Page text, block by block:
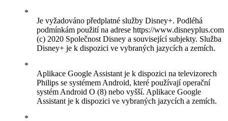
Je vyžadováno předplatné služby Disney+. Podléhá
podmínkám použití na adrese https://www.disneyplus.com
(c) 2020 Společnost Disney a související subjekty. Služba
Disney+ je k dispozici ve vybraných jazycích a zemích.
Aplikace Google Assistant je k dispozici na televizorech
Philips se systémem Android, které používají operační
systém Android O (8) nebo vyšší. Aplikace Google
Assistant je k dispozici ve vybraných jazycích a zemích.